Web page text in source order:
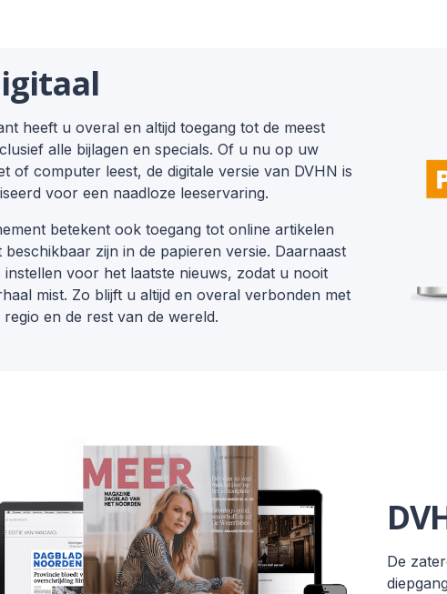
heeft u overal en altijd toegang tot de meest
alle bijlagen en specials. Of u nu op uw
of computer leest, de digitale versie van DVHN is
voor een naadloze leeservaring.
betekent ook toegang tot online artikelen
beschikbaar zijn in de papieren versie. Daarnaast
voor het laatste nieuws, zodat u nooit
mist. Zo blijft u altijd en overal verbonden met
en de rest van de wereld.
De